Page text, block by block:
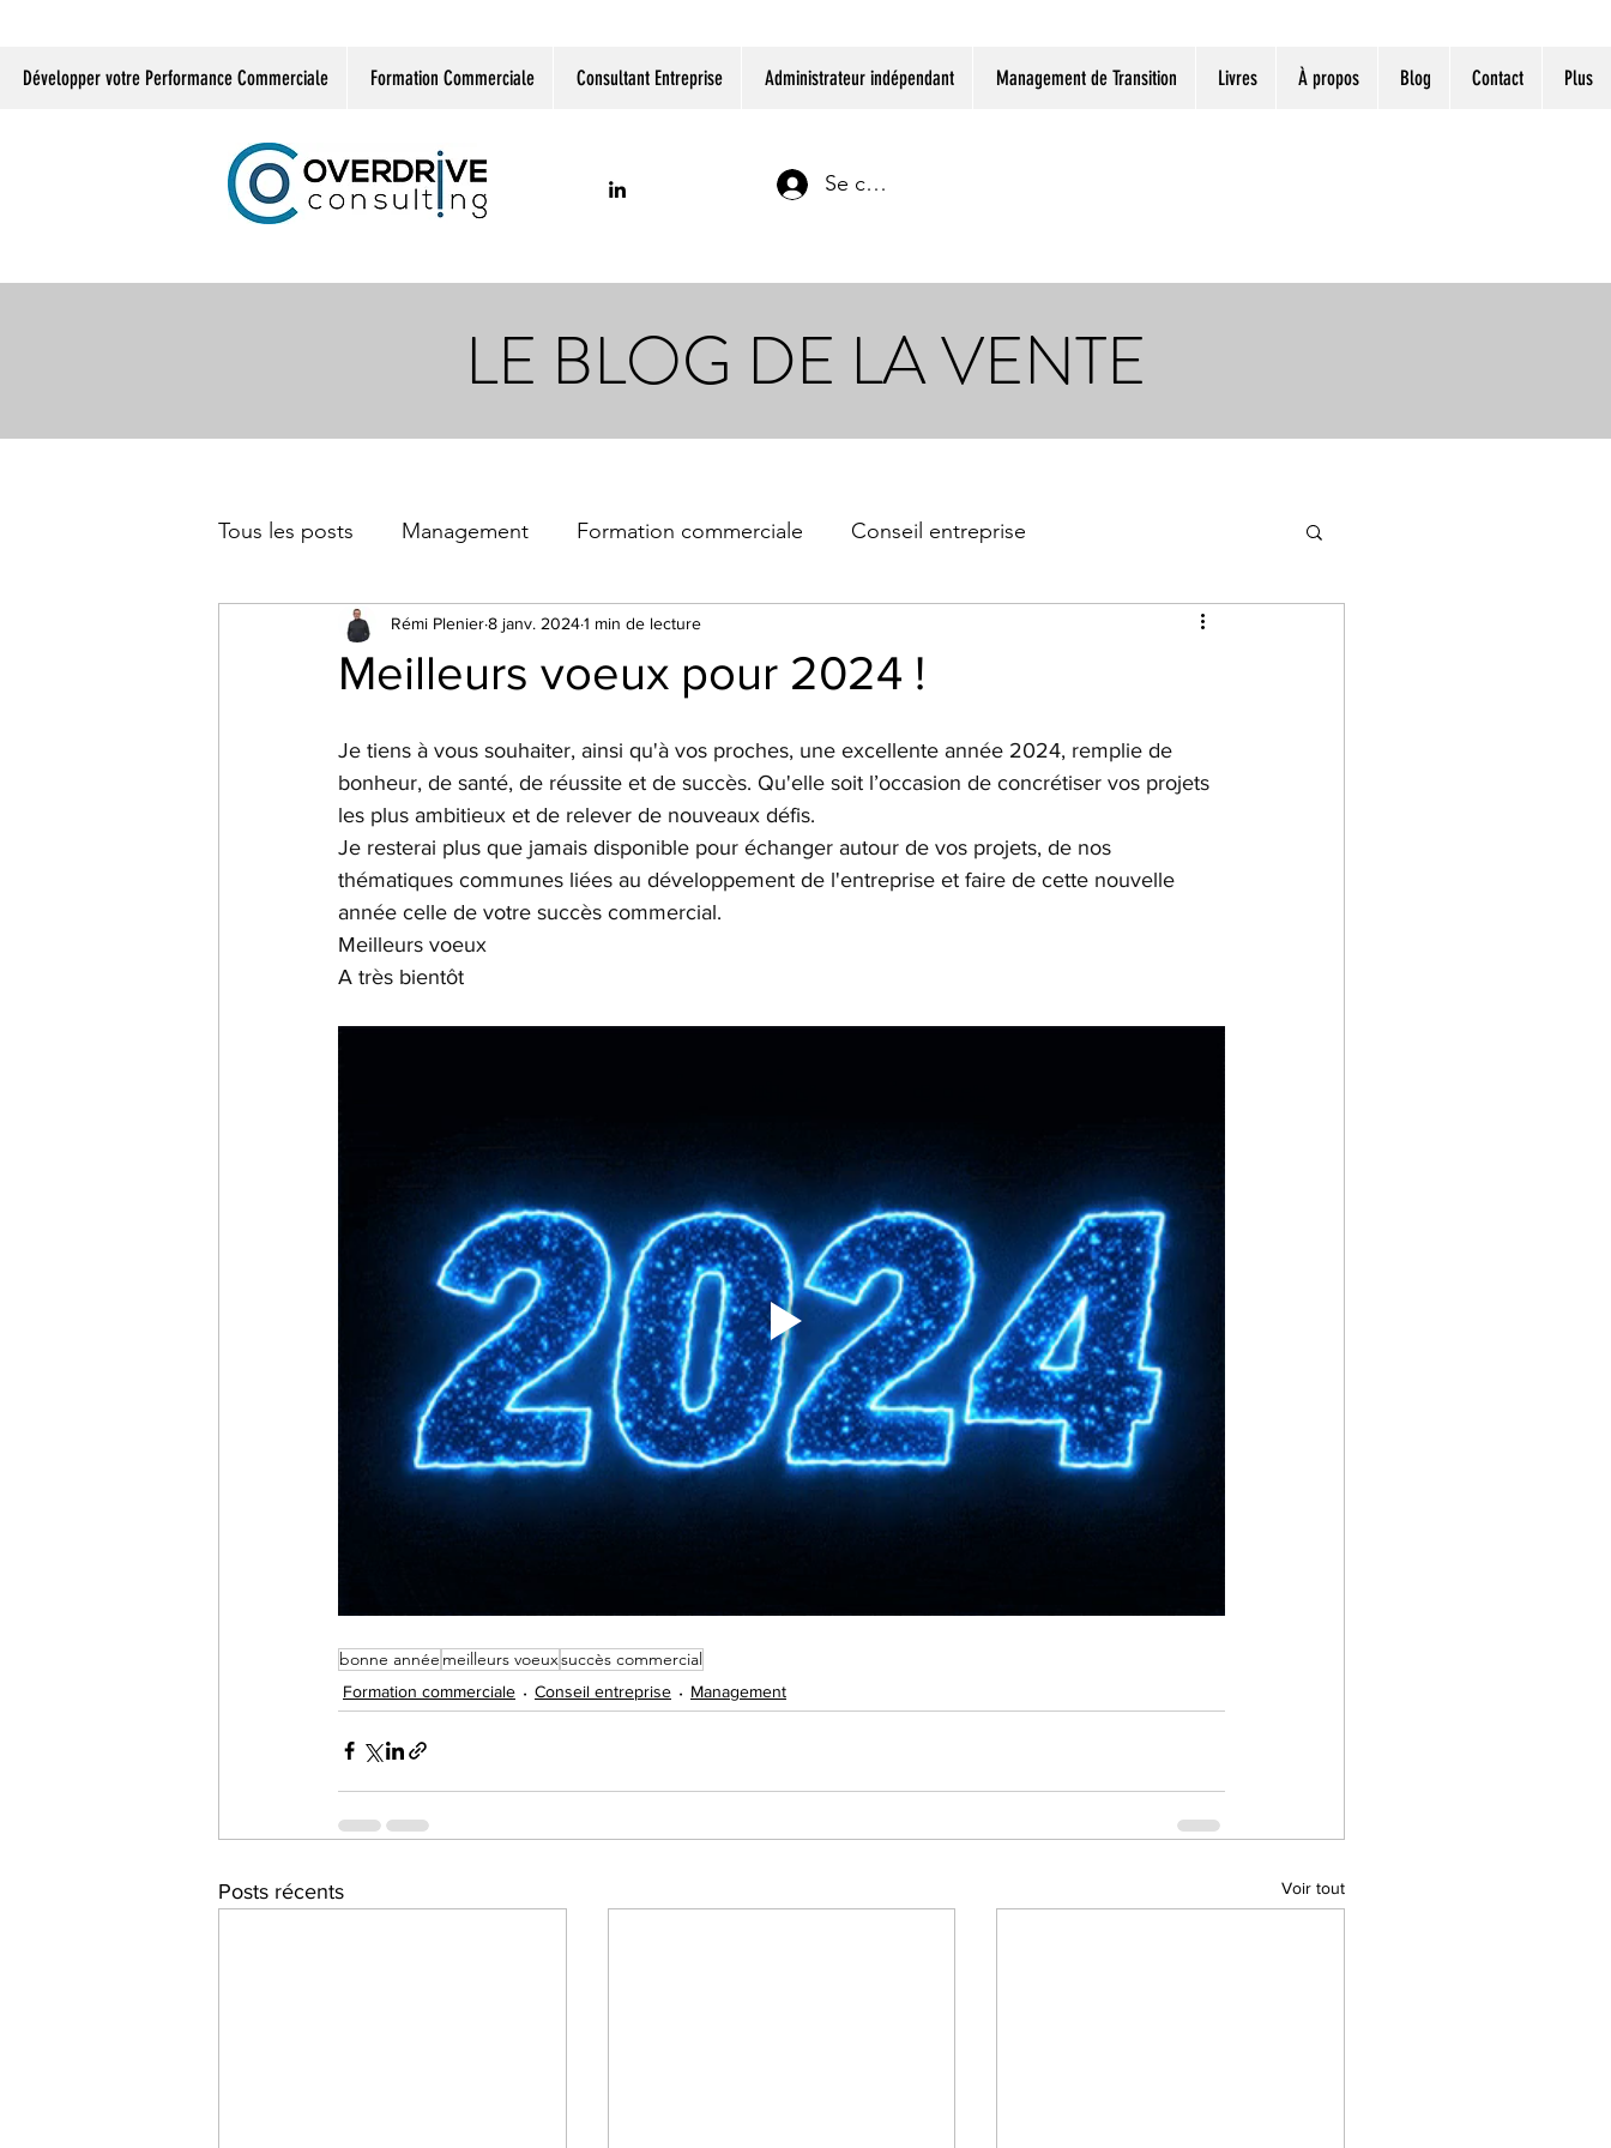
Développer votre Performance Commerciale Formation Commerciale Consultant Entreprise Administrateur indépendant Management de Transition Livres À propos Blog Contact Plus
Se connecter
LE BLOG DE LA VENTE
Tous les posts Management Formation commerciale Conseil entreprise
Meilleurs voeux pour 2024 !
Rémi Plenier8 janv. 20241 min de lecture
Je tiens à vous souhaiter, ainsi qu'à vos proches, une excellente année 2024, remplie de
bonheur, de santé, de réussite et de succès. Qu'elle soit l’occasion de concrétiser vos projets
les plus ambitieux et de relever de nouveaux défis.
Je resterai plus que jamais disponible pour échanger autour de vos projets, de nos
thématiques communes liées au développement de l'entreprise et faire de cette nouvelle
année celle de votre succès commercial.
Meilleurs voeux
A très bientôt
bonne année meilleurs voeuxsuccès commercial
Formation commerciale Conseil entreprise Management
Posts récents Voir tout